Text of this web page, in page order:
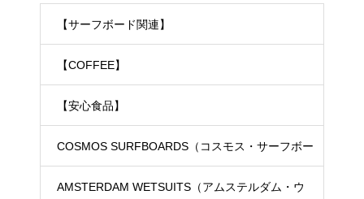
【サーフボード関連】
【COFFEE】
【安心食品】
COSMOS SURFBOARDS（コスモス・サーフボー
ド）
AMSTERDAM WETSUITS（アムステルダム・ウ